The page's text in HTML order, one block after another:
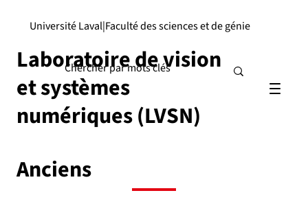
Laboratoire de vision
et systèmes
numériques (LVSN)
|
Université Laval Faculté des sciences et de génie
Anciens